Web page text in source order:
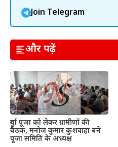
Join Telegram
और पढ़ें
दुर्गा पूजा को लेकर ग्रामीणों की
बैठक, मनोज कुमार कुशवाहा बने
पूजा समिति के अध्यक्ष